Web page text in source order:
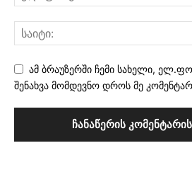
ამ ბრაუზერში ჩემი სახელი,
შენახვა მომდევნო დროს მე